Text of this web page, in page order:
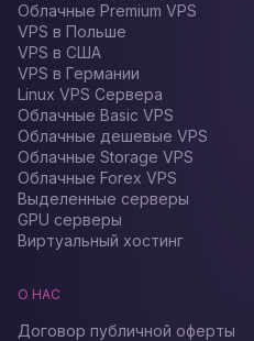
Облачные Premium VPS
VPS в Польше
VPS в США
VPS в Германии
Linux VPS Сервера
Облачные Basic VPS
Облачные дешевые VPS
Облачные Storage VPS
Облачные Forex VPS
Выделенные серверы
GPU серверы
Виртуальный хостинг
О НАС
Договор публичной оферты